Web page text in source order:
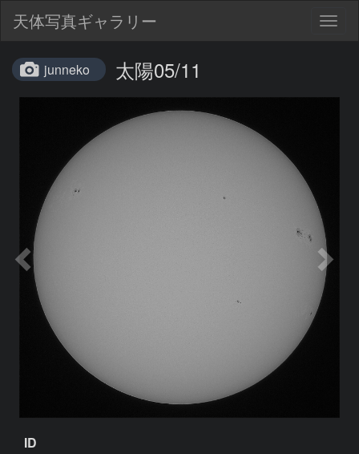
天体写真ギャラリー
junneko 太陽05/11
ID